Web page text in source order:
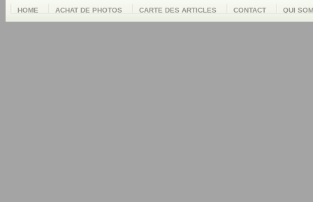
HOME ACHAT DE PHOTOS CARTE DES ARTICLES CONTACT QUI